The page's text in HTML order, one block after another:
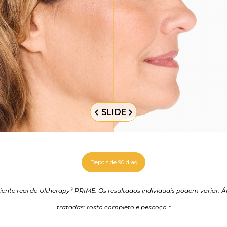
SLIDE
Depois de 90 dias
real do Ultherapy® PRIME. Os resultados individuais podem variar.
tratadas: rosto completo e pescoço.*